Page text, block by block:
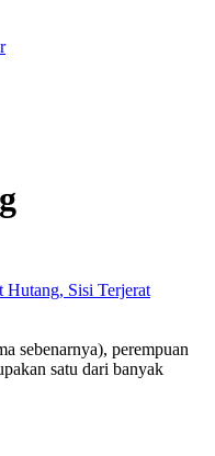
Hutang, Sisi Terjerat
sebenarnya), perempuan
satu dari banyak